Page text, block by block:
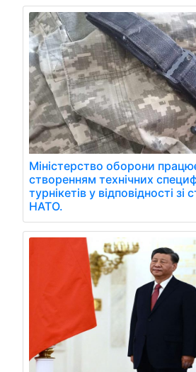
Міністерство оборони
створенням технічних
турнікетів у відповідності зі
НАТО.